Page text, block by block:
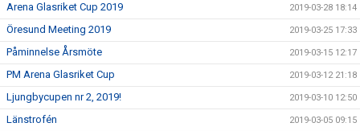
Arena Glasriket Cup 2019 2019-03-28 18:14
Öresund Meeting 2019 2019-03-25 17:33
Påminnelse Årsmöte 2019-03-15 12:17
PM Arena Glasriket Cup 2019-03-12 21:18
Ljungbycupen nr 2, 2019! 2019-03-10 12:50
Länstrofén 2019-03-05 09:15